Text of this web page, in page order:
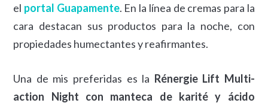
el portal Guapamente. En la línea de cremas para la
cara destacan sus productos para la noche, con
propiedades humectantes y reafirmantes.
Una de mis preferidas es la Rénergie Lift Multi-
action Night con manteca de karité y ácido